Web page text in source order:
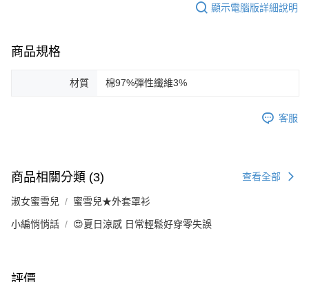
顯示電腦版詳細說明
商品規格
材質 棉97%彈性纖維3%
客服
商品相關分類 (3) 查看全部
淑女蜜雪兒 蜜雪兒★外套罩衫
小編悄悄話 😍夏日涼感 日常輕鬆好穿零失誤